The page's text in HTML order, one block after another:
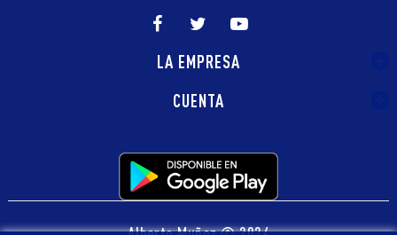
LA EMPRESA
CUENTA